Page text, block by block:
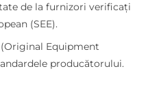
de la furnizori verificați
(SEE).
(Original Equipment
producătorului.
Volvo BL61, BL70, BL71